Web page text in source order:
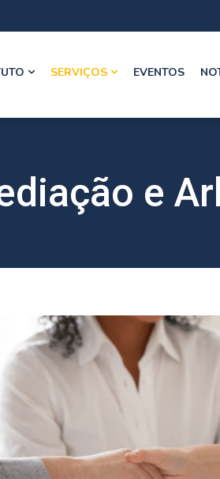
SERVIÇOS EVENTOS
e